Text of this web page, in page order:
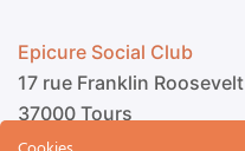
Epicure Social Club
17 rue Franklin Roosevelt
37000 Tours